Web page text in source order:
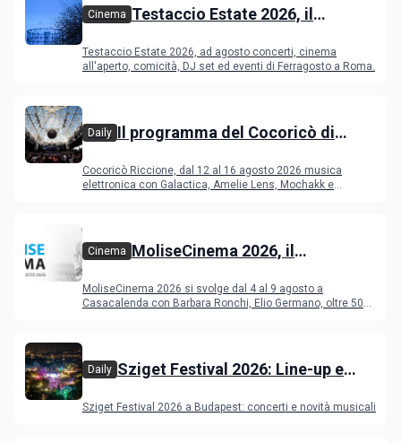
Cinema Testaccio Estate 2026, il
Ferragosto
Testaccio Estate 2026, ad agosto concerti, cinema
all'aperto, comicità, DJ set ed eventi di Ferragosto a Roma.
Daily Il programma del Cocoricò di
Cocoricò Riccione, dal 12 al 16 agosto 2026 musica
elettronica con Galactica, Amelie Lens, Mochakk e
Cinema MoliseCinema 2026, il
MoliseCinema 2026 si svolge dal 4 al 9 agosto a
Casacalenda con Barbara Ronchi, Elio Germano, oltre 50
Daily Sziget Festival 2026: Line-up e
Sziget Festival 2026 a Budapest: concerti e novità musicali